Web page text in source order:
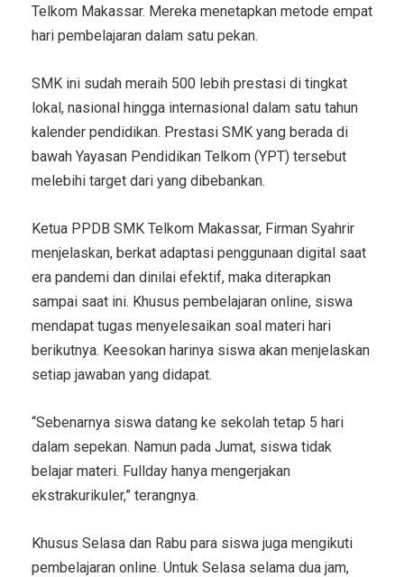
Telkom Makassar. Mereka menetapkan metode empat
hari pembelajaran dalam satu pekan.
SMK ini sudah meraih 500 lebih prestasi di tingkat
lokal, nasional hingga internasional dalam satu tahun
kalender pendidikan. Prestasi SMK yang berada di
bawah Yayasan Pendidikan Telkom (YPT) tersebut
melebihi target dari yang dibebankan.
Ketua PPDB SMK Telkom Makassar, Firman Syahrir
menjelaskan, berkat adaptasi penggunaan digital saat
era pandemi dan dinilai efektif, maka diterapkan
sampai saat ini. Khusus pembelajaran online, siswa
mendapat tugas menyelesaikan soal materi hari
berikutnya. Keesokan harinya siswa akan menjelaskan
setiap jawaban yang didapat.
“Sebenarnya siswa datang ke sekolah tetap 5 hari
dalam sepekan. Namun pada Jumat, siswa tidak
belajar materi. Fullday hanya mengerjakan
ekstrakurikuler,” terangnya.
Khusus Selasa dan Rabu para siswa juga mengikuti
pembelajaran online. Untuk Selasa selama dua jam,